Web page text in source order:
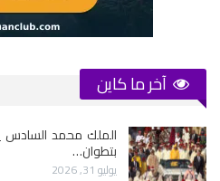
آخر ما كاين
الملك محمد السادس
بتطوان…
يوليو 31, 2026